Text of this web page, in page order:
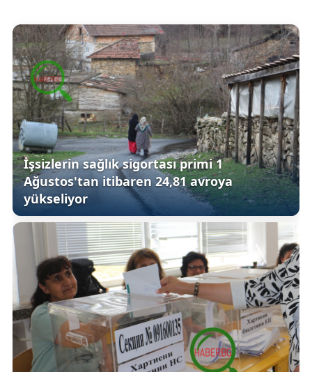
İşsizlerin sağlık sigortası primi 1
Ağustos'tan itibaren 24,81 avroya
yükseliyor